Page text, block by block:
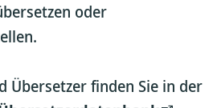
oder
Übersetzer finden Sie in der